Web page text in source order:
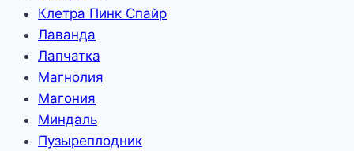
Клетра Пинк Спайр
Лаванда
Лапчатка
Магнолия
Магония
Миндаль
Пузыреплодник